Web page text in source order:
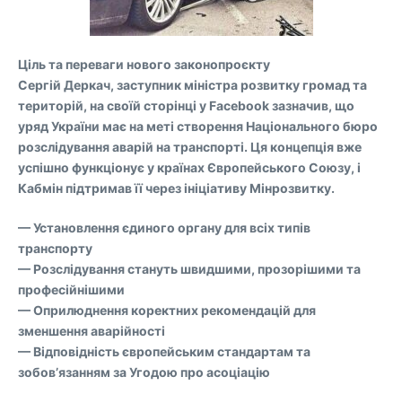
Ціль та переваги нового законопроєкту
Сергій Деркач, заступник міністра розвитку громад та
територій, на своїй сторінці у Facebook зазначив, що
уряд України має на меті створення Національного бюро
розслідування аварій на транспорті. Ця концепція вже
успішно функціонує у країнах Європейського Союзу, і
Кабмін підтримав її через ініціативу Мінрозвитку.
— Установлення єдиного органу для всіх типів
транспорту
— Розслідування стануть швидшими, прозорішими та
професійнішими
— Оприлюднення коректних рекомендацій для
зменшення аварійності
— Відповідність європейським стандартам та
зобов’язанням за Угодою про асоціацію